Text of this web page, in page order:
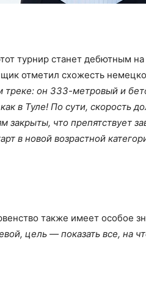
турнир станет дебютным
отметил схожесть
треке: он 333-метровый и
в Туле! По сути, скорость
закрыты, что препятствует
в новой возрастной
также имеет особое
цель — показать все, на